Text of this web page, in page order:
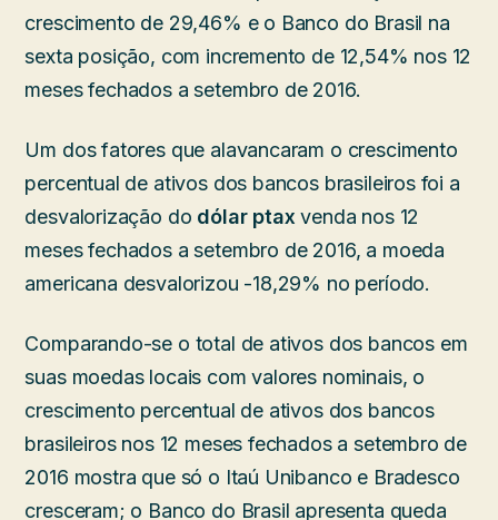
crescimento de 29,46% e o Banco do Brasil na
sexta posição, com incremento de 12,54% nos 12
meses fechados a setembro de 2016.
Um dos fatores que alavancaram o crescimento
percentual de ativos dos bancos brasileiros foi a
desvalorização do dólar ptax venda nos 12
meses fechados a setembro de 2016, a moeda
americana desvalorizou -18,29% no período.
Comparando-se o total de ativos dos bancos em
suas moedas locais com valores nominais, o
crescimento percentual de ativos dos bancos
brasileiros nos 12 meses fechados a setembro de
2016 mostra que só o Itaú Unibanco e Bradesco
cresceram; o Banco do Brasil apresenta queda